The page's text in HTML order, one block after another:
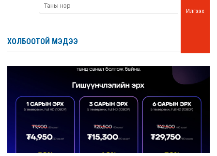
Илгээх
ХОЛБООТОЙ МЭДЭЭ